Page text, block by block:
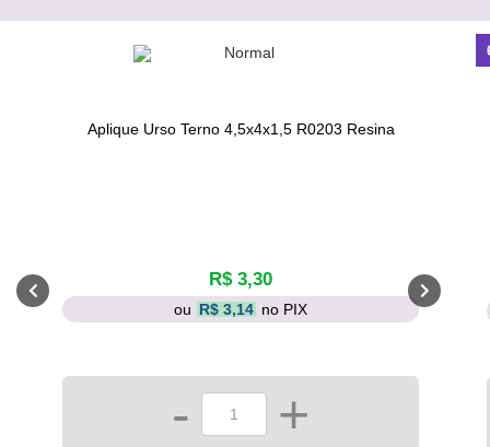
Aplique Urso Terno 4,5x4x1,5 R0203 Resina
R$ 3,30
ou R$ 3,14 no PIX
- +